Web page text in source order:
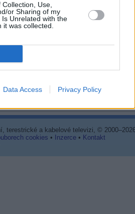
Use,
or Sharing of my
Unrelated with the
was collected.
Data Access Privacy Policy
TV Sudan
NOOR TV SUDAN
TV
5/6) zahájila pravidelné vysílání stanice
HD (TV Osem HD)
terestrické a kabelové televizi, ©
cookies • Inzerce • Kontakt